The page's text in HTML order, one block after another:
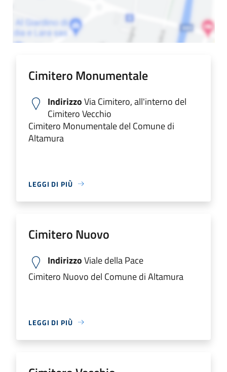
Cimitero Monumentale
IndirizzoVia Cimitero, all'interno del
Cimitero Vecchio
Cimitero Monumentale del Comune di
Altamura
LEGGI DI PIÙ
Cimitero Nuovo
IndirizzoViale della Pace
Cimitero Nuovo del Comune di Altamura
LEGGI DI PIÙ